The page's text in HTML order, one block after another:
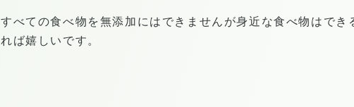
すべての食べ物を無添加にはできませんが身近な食べ物はで
れば嬉しいです。